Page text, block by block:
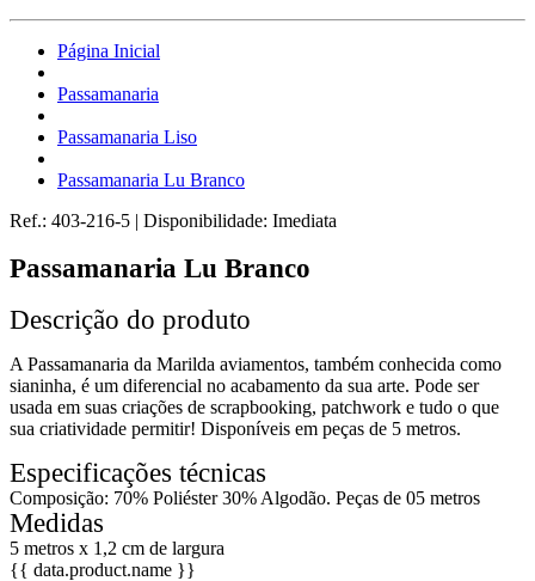
Página Inicial
Passamanaria
Passamanaria Liso
Passamanaria Lu Branco
Ref.: 403-216-5 | Disponibilidade: Imediata
Passamanaria Lu Branco
Descrição do produto
A Passamanaria da Marilda aviamentos, também conhecida como
sianinha, é um diferencial no acabamento da sua arte. Pode ser
usada em suas criações de scrapbooking, patchwork e tudo o que
sua criatividade permitir! Disponíveis em peças de 5 metros.
Especificações técnicas
Composição: 70% Poliéster 30% Algodão. Peças de 05 metros
Medidas
5 metros x 1,2 cm de largura
{{ data.product.name }}